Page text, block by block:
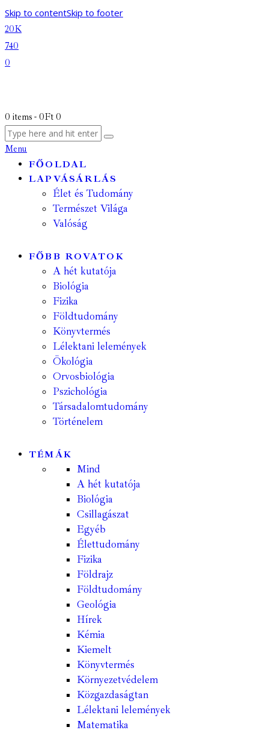
Skip to contentSkip to footer
20K
740
0
0 items - 0Ft 0
Menu
FŐOLDAL
LAPVÁSÁRLÁS
Élet és Tudomány
Természet Világa
Valóság
FŐBB ROVATOK
A hét kutatója
Biológia
Fizika
Földtudomány
Könyvtermés
Lélektani lelemények
Ökológia
Orvosbiológia
Pszichológia
Társadalomtudomány
Történelem
TÉMÁK
Mind
A hét kutatója
Biológia
Csillagászat
Egyéb
Élettudomány
Fizika
Földrajz
Földtudomány
Geológia
Hírek
Kémia
Kiemelt
Könyvtermés
Környezetvédelem
Közgazdaságtan
Lélektani lelemények
Matematika